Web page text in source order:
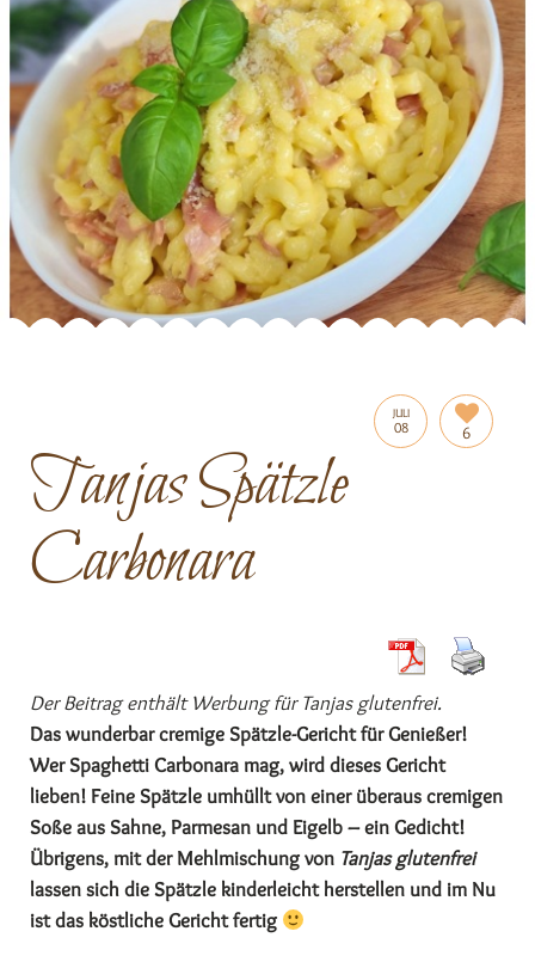
JULI
08 6
Tanjas Spätzle
Carbonara
Der Beitrag enthält Werbung für Tanjas glutenfrei.
Das wunderbar cremige Spätzle-Gericht für Genießer!
Wer Spaghetti Carbonara mag, wird dieses Gericht
lieben! Feine Spätzle umhüllt von einer überaus cremigen
Soße aus Sahne, Parmesan und Eigelb – ein Gedicht!
Übrigens, mit der Mehlmischung von Tanjas glutenfrei
lassen sich die Spätzle kinderleicht herstellen und im Nu
ist das köstliche Gericht fertig